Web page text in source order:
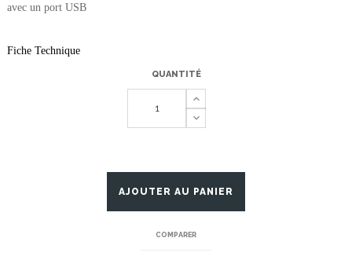
avec un port USB
Fiche Technique
QUANTITÉ
AJOUTER AU PANIER
COMPARER